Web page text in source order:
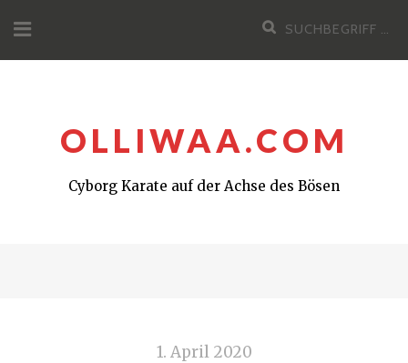
Inhalt
Suchen
nach:
OLLIWAA.COM
Cyborg Karate auf der Achse des Bösen
1. April 2020